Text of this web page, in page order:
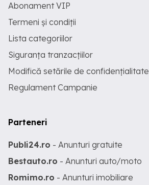
Abonament VIP
Termeni și condiții
Lista categoriilor
Siguranța tranzacțiilor
Modifică setările de confidențialitate
Regulament Campanie
Parteneri
Publi24.ro - Anunturi gratuite
Bestauto.ro - Anunturi auto/moto
Romimo.ro - Anunturi imobiliare